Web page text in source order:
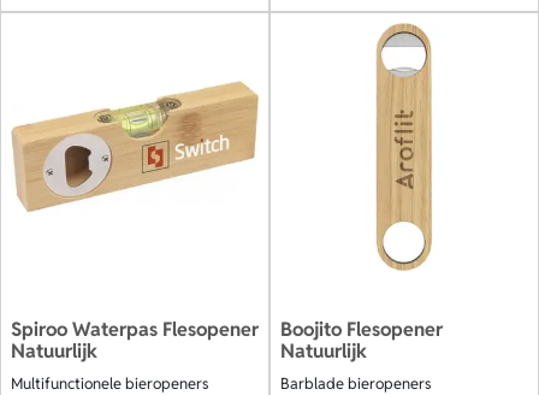
Spiroo Waterpas Flesopener
Natuurlijk
Multifunctionele bieropeners
Boojito Flesopener
Natuurlijk
Barblade bieropeners